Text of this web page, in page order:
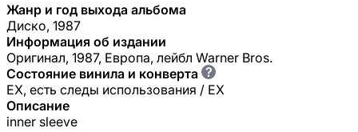
Жанр и год выхода альбома
Диско, 1987
Информация об издании
Оригинал, 1987, Европа, лейбл Warner Bros.
Состояние винила и конверта ?
EX, есть следы использования / EX
Описание
inner sleeve